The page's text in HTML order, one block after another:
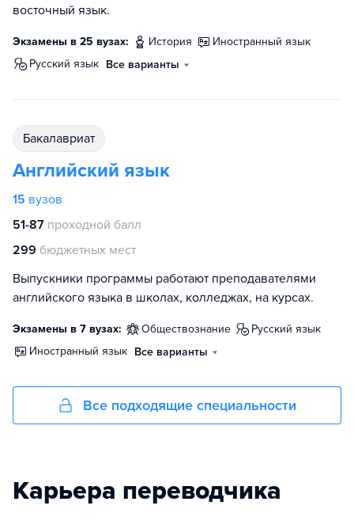
восточный язык.
Экзамены в 25 вузах: история
иностранный язык
русский язык Все варианты
бакалавриат
Английский язык
15 вузов
51-87 проходной балл
299 бюджетных мест
Выпускники программы работают преподавателями
английского языка в школах, колледжах, на курсах.
Экзамены в 7 вузах: обществознание
русский язык
иностранный язык Все варианты
Все подходящие специальности
Карьера переводчика